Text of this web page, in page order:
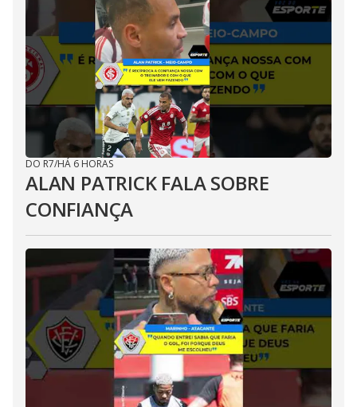
DO R7/HÁ 6 HORAS
ALAN PATRICK FALA SOBRE
CONFIANÇA